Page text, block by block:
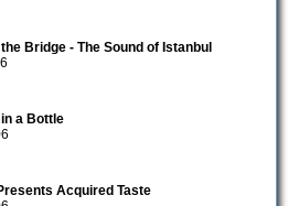
Bridge - The Sound of Istanbul
a Bottle
Acquired Taste